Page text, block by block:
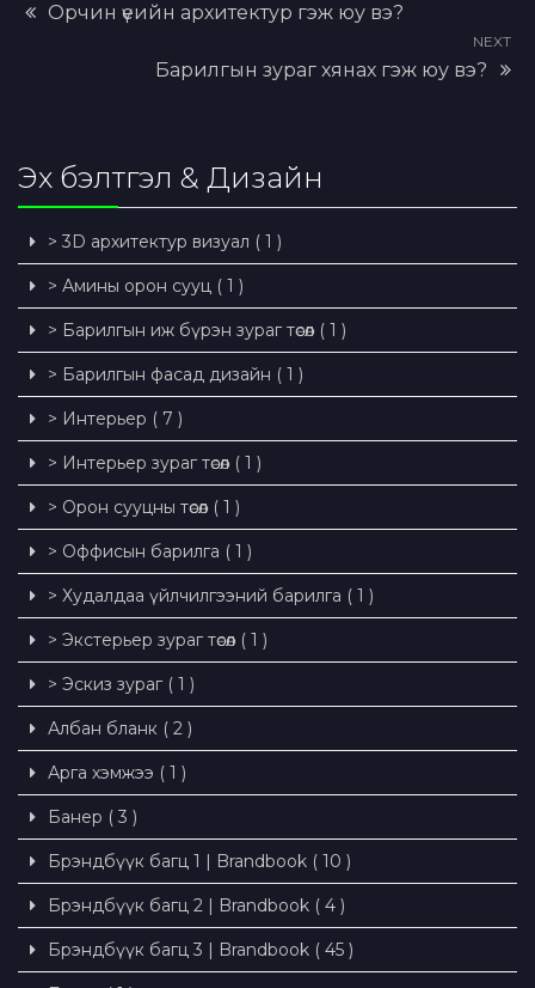
Орчин үеийн архитектур гэж юу вэ?
NEXT
Барилгын зураг хянах гэж юу вэ?
Эх бэлтгэл & Дизайн
> 3D архитектур визуал ( 1 )
> Амины орон сууц ( 1 )
> Барилгын иж бүрэн зураг төсөл ( 1 )
> Барилгын фасад дизайн ( 1 )
> Интерьер ( 7 )
> Интерьер зураг төсөл ( 1 )
> Орон сууцны төсөл ( 1 )
> Оффисын барилга ( 1 )
> Худалдаа үйлчилгээний барилга ( 1 )
> Экстерьер зураг төсөл ( 1 )
> Эскиз зураг ( 1 )
Албан бланк ( 2 )
Арга хэмжээ ( 1 )
Банер ( 3 )
Брэндбүүк багц 1 | Brandbook ( 10 )
Брэндбүүк багц 2 | Brandbook ( 4 )
Брэндбүүк багц 3 | Brandbook ( 45 )